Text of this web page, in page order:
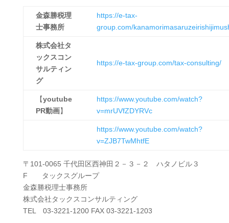
金森勝税理
士事務所
https://e-tax-
group.com/
株式会社タ
ックスコン
サルティン
グ
https://e-tax-group.com/tax-consulting/
【youtube
PR動画】
https://www.youtube.com/watch?
v=mrUVfZDYRVc
https://www.youtube.com/watch?
v=ZJB7TwMhtfE
〒101-0065 千代田区西神田２－３－２ ハタノビル３
F タックスグループ
金森勝税理士事務所
株式会社タックスコンサルティング
TEL 03-3221-1200 FAX 03-3221-1203